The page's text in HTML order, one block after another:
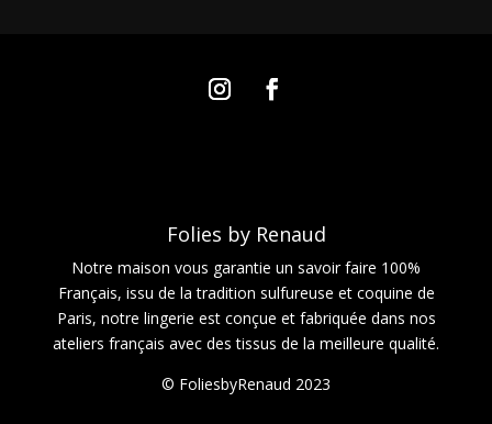
Folies by Renaud
Notre maison vous garantie un savoir faire 100%
Français, issu de la tradition sulfureuse et coquine de
Paris, notre lingerie est conçue et fabriquée dans nos
ateliers français avec des tissus de la meilleure qualité.
© FoliesbyRenaud 2023